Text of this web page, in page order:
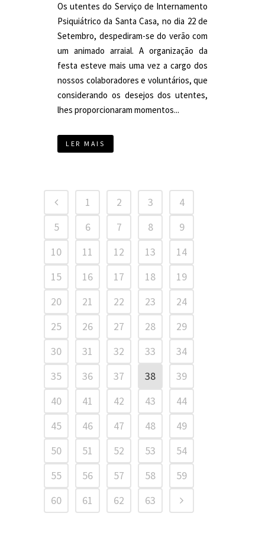
Os utentes do Serviço de Internamento
Psiquiátrico da Santa Casa, no dia 22 de
Setembro, despediram-se do verão com
um animado arraial. A organização da
festa esteve mais uma vez a cargo dos
nossos colaboradores e voluntários, que
considerando os desejos dos utentes,
lhes proporcionaram momentos...
LER MAIS
1 2 3
4
5
6 7 8
9
10
11 12 13
14
15
16 17 18
19
20
21 22 23
24
25
26 27 28
29
30
31 32 33
34
35
36 37 38
39
40
41 42 43
44
45
46 47 48
49
50
51 52 53
54
55
56 57 58
59
60
61 62 63